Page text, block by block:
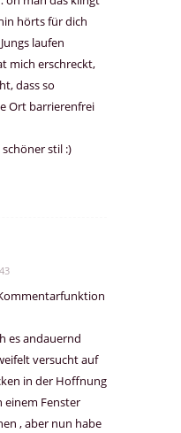
hörts für dich
laufen
mich erschreckt,
dass so
Ort barrierenfrei
stil :)
es andauernd
versucht auf
in der Hoffnung
einem Fenster
, aber nun habe